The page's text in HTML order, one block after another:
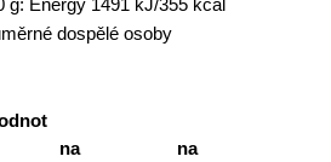
dospělé osoby
na
na